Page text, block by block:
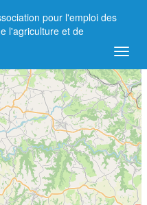
pour l'emploi des
l'agriculture et de